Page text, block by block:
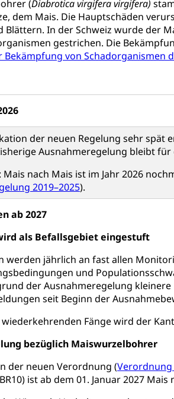
(Diabrotica virgifera virgifera)
dem Mais. Die Hauptschäden
Blättern. In der Schweiz wurde der
gestrichen. Die
Bekämpfung von Schadorganismen
der neuen Regelung sehr spät
Ausnahmeregelung bleibt für
nach Mais ist im Jahr 2026
2019–2025).
ab 2027
als Befallsgebiet eingestuft
werden jährlich an fast allen
und
der Ausnahmeregelung
seit Beginn der
Fänge wird der
bezüglich Maiswurzelbohrer
der neuen Verordnung (
ist ab dem 01. Januar 2027
und Vermittlung Angebote für
Luzern VVL Öffentlicher
Seeschifffahrt,
Schwerverkehr,
Partnerschaft, Tod, Zivilstandsamt,
Adoptionsvermittlung,